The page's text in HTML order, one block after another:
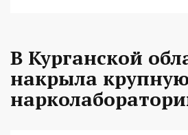
В Курганской
накрыла